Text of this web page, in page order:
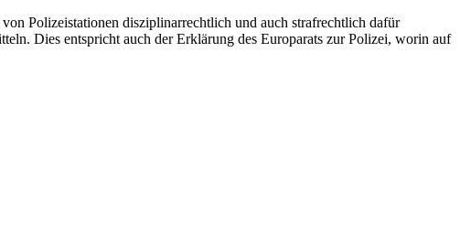
Polizeistationen disziplinarrechtlich und auch strafrechtlich dafür
Dies entspricht auch der Erklärung des Europarats zur Polizei, worin auf